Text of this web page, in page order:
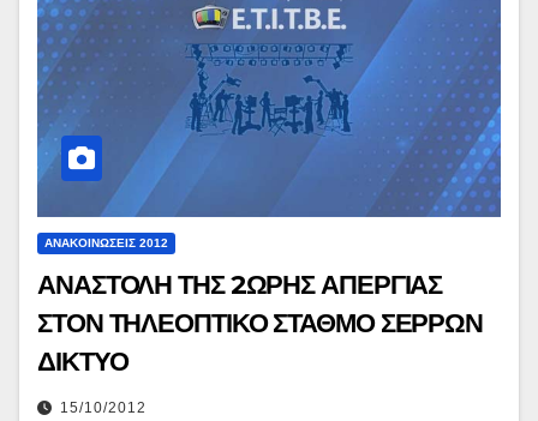
ΑΝΑΚΟΙΝΏΣΕΙΣ 2012
ΑΝΑΣΤΟΛΗ ΤΗΣ 2ΩΡΗΣ ΑΠΕΡΓΙΑΣ
ΣΤΟΝ ΤΗΛΕΟΠΤΙΚΟ ΣΤΑΘΜΟ ΣΕΡΡΩΝ
ΔΙΚΤΥΟ
15/10/2012